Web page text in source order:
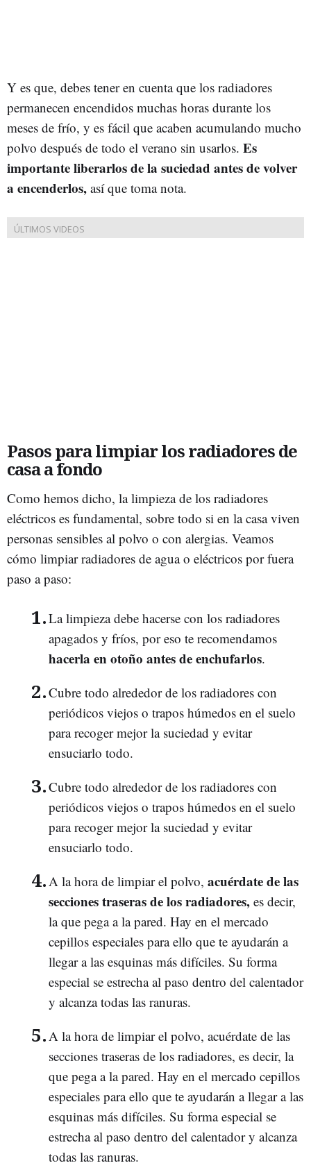
Y es que, debes tener en cuenta que los radiadores
permanecen encendidos muchas horas durante los
meses de frío, y es fácil que acaben acumulando mucho
polvo después de todo el verano sin usarlos. Es
importante liberarlos de la suciedad antes de volver
a encenderlos, así que toma nota.
Pasos para limpiar los radiadores de
casa a fondo
Como hemos dicho, la limpieza de los radiadores
eléctricos es fundamental, sobre todo si en la casa viven
personas sensibles al polvo o con alergias. Veamos
cómo limpiar radiadores de agua o eléctricos por fuera
paso a paso:
La limpieza debe hacerse con los radiadores
apagados y fríos, por eso te recomendamos
hacerla en otoño antes de enchufarlos.
Cubre todo alrededor de los radiadores con
periódicos viejos o trapos húmedos en el suelo
para recoger mejor la suciedad y evitar
ensuciarlo todo.
Cubre todo alrededor de los radiadores con
periódicos viejos o trapos húmedos en el suelo
para recoger mejor la suciedad y evitar
ensuciarlo todo.
A la hora de limpiar el polvo, acuérdate de las
secciones traseras de los radiadores, es decir,
la que pega a la pared. Hay en el mercado
cepillos especiales para ello que te ayudarán a
llegar a las esquinas más difíciles. Su forma
especial se estrecha al paso dentro del calentador
y alcanza todas las ranuras.
A la hora de limpiar el polvo, acuérdate de las
secciones traseras de los radiadores, es decir, la
que pega a la pared. Hay en el mercado cepillos
especiales para ello que te ayudarán a llegar a las
esquinas más difíciles. Su forma especial se
estrecha al paso dentro del calentador y alcanza
todas las ranuras.